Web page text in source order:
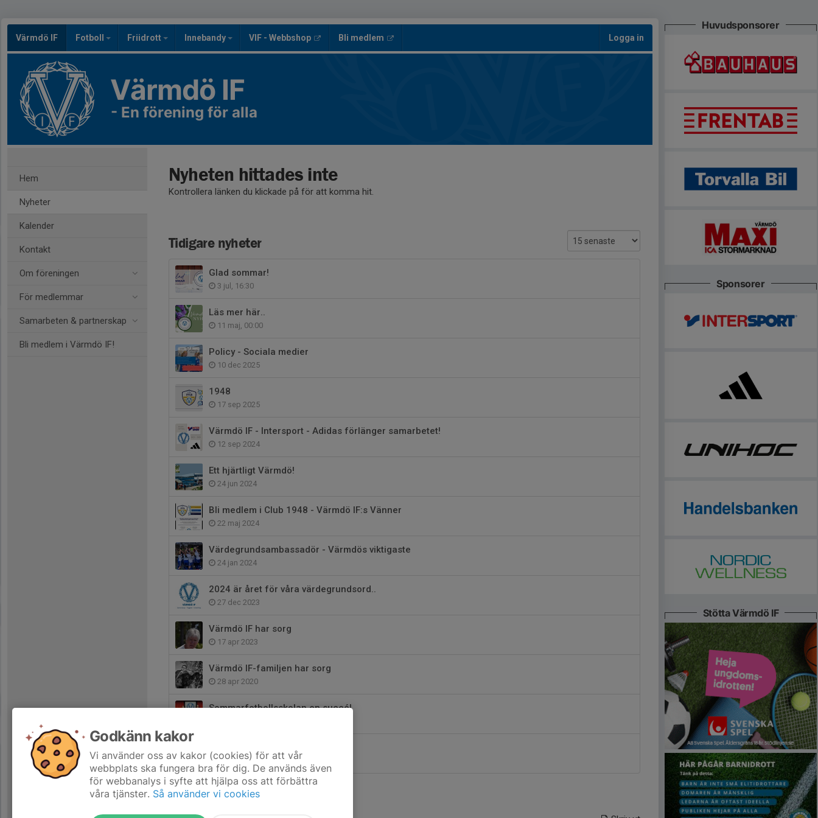
Värmdö IF Fotboll Friidrott Innebandy VIF - Webbshop Bli medlem Logga in
Värmdö IF
- En förening för alla
Hem
Nyheter
Kalender
Kontakt
Om föreningen
För medlemmar
Samarbeten & partnerskap
Bli medlem i Värmdö IF!
Nyheten hittades inte
Kontrollera länken du klickade på för att komma hit.
Tidigare nyheter
Glad sommar!
3 jul, 16:30
Läs mer här..
11 maj, 00:00
Policy - Sociala medier
10 dec 2025
1948
17 sep 2025
Värmdö IF - Intersport - Adidas förlänger samarbetet!
12 sep 2024
Ett hjärtligt Värmdö!
24 jun 2024
Bli medlem i Club 1948 - Värmdö IF:s Vänner
22 maj 2024
Värdegrundsambassadör - Värmdös viktigaste
24 jan 2024
2024 är året för våra värdegrundsord..
27 dec 2023
Värmdö IF har sorg
17 apr 2023
Värmdö IF-familjen har sorg
28 apr 2020
Sommarfotbollsskolan en succé!
12 jun 2015
Huvudsponsorer
Sponsorer
Stötta Värmdö IF
Godkänn kakor
Vi använder oss av kakor (cookies) för att vår
webbplats ska fungera bra för dig. De används även
för webbanalys i syfte att hjälpa oss att förbättra
våra tjänster. Så använder vi cookies